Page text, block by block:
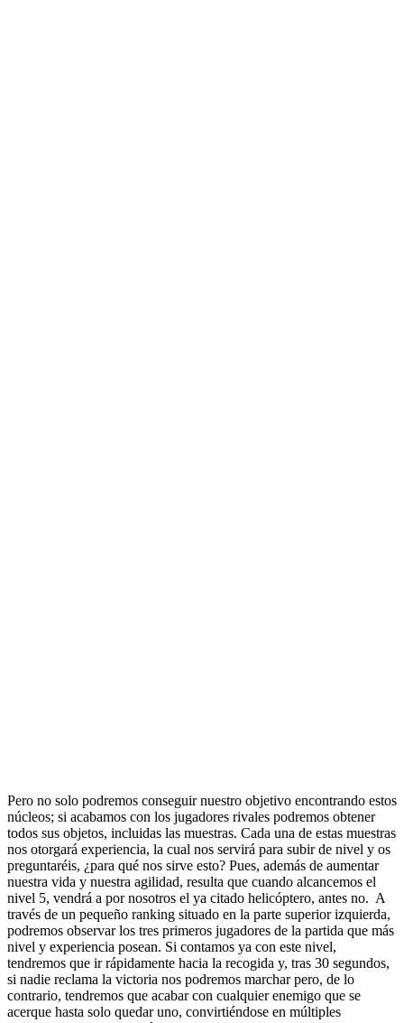
Pero no solo podremos conseguir nuestro objetivo encontrando estos
núcleos; si acabamos con los jugadores rivales podremos obtener
todos sus objetos, incluidas las muestras. Cada una de estas muestras
nos otorgará experiencia, la cual nos servirá para subir de nivel y os
preguntaréis, ¿para qué nos sirve esto? Pues, además de aumentar
nuestra vida y nuestra agilidad, resulta que cuando alcancemos el
nivel 5, vendrá a por nosotros el ya citado helicóptero, antes no. A
través de un pequeño ranking situado en la parte superior izquierda,
podremos observar los tres primeros jugadores de la partida que más
nivel y experiencia posean. Si contamos ya con este nivel,
tendremos que ir rápidamente hacia la recogida y, tras 30 segundos,
si nadie reclama la victoria nos podremos marchar pero, de lo
contrario, tendremos que acabar con cualquier enemigo que se
acerque hasta solo quedar uno, convirtiéndose en múltiples